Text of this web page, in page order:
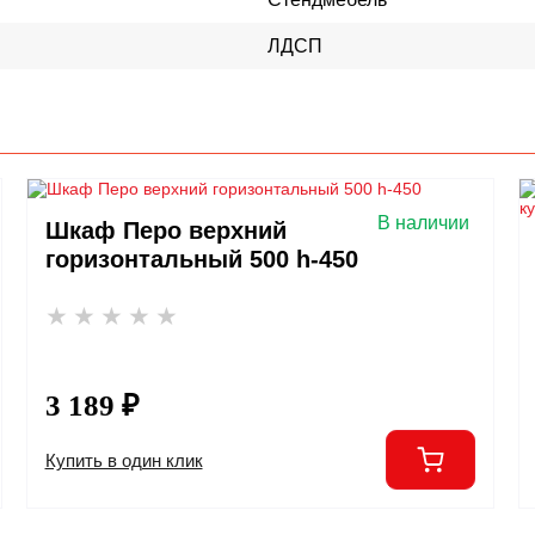
ЛДСП
В наличии
Шкаф Перо верхний
горизонтальный 500 h-450
3 189 ₽
Купить в один клик